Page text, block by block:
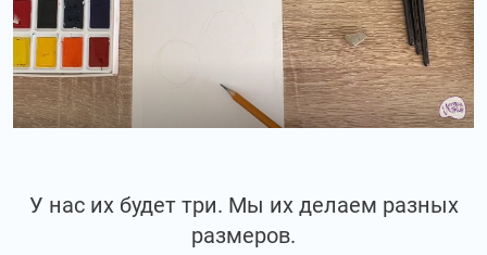
У нас их будет три. Мы их делаем разных
размеров.